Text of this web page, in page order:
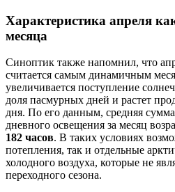
Характеристика апреля
месяца
Синоптик также напомнил, что
считается самым динамичным
увеличивается поступление
доля пасмурных дней и растет
дня. По его данным, средняя
дневного освещения за месяц
182 часов. В таких условиях
потепления, так и отдельные
холодного воздуха, которые не
переходного сезона.